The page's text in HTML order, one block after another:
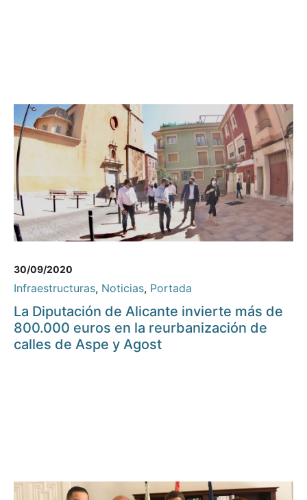
30/09/2020
Infraestructuras, Noticias, Portada
La Diputación de Alicante invierte más de
800.000 euros en la reurbanización de
calles de Aspe y Agost